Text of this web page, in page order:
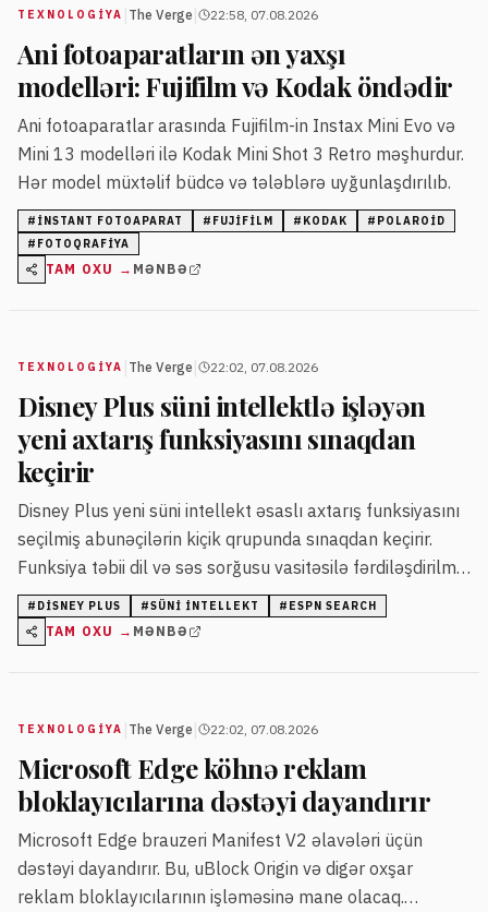
TEXNOLOGIYA The Verge 22:58, 07.08.2026
Ani fotoaparatların ən yaxşı
modelləri: Fujifilm və Kodak öndədir
Ani fotoaparatlar arasında Fujifilm-in Instax Mini Evo və
Mini 13 modelləri ilə Kodak Mini Shot 3 Retro məşhurdur.
Hər model müxtəlif büdcə və tələblərə uyğunlaşdırılıb.
# INSTANT FOTOAPARAT # FUJIFILM # KODAK # POLAROID
# FOTOQRAFIYA
TAM OXU → MƏNBƏ
TEXNOLOGIYA The Verge 22:02, 07.08.2026
Disney Plus süni intellektlə işləyən
yeni axtarış funksiyasını sınaqdan
keçirir
Disney Plus yeni süni intellekt əsaslı axtarış funksiyasını
seçilmiş abunəçilərin kiçik qrupunda sınaqdan keçirir.
Funksiya təbii dil və səs sorğusu vasitəsilə fərdiləşdirilmiş
məzmun təklif edir.
# DISNEY PLUS #SÜNI INTELLEKT # ESPN SEARCH
TAM OXU → MƏNBƏ
TEXNOLOGIYA The Verge 22:02, 07.08.2026
Microsoft Edge köhnə reklam
bloklayıcılarına dəstəyi dayandırır
Microsoft Edge brauzeri Manifest V2 əlavələri üçün
dəstəyi dayandırır. Bu, uBlock Origin və digər oxşar
reklam bloklayıcılarının işləməsinə mane olacaq.